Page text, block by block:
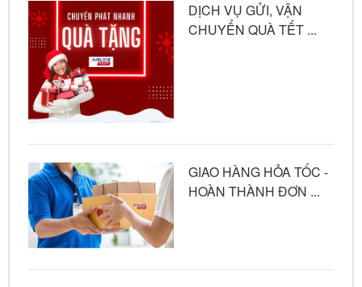
DỊCH VỤ GỬI, VẬN
CHUYỂN QUÀ TẾT ...
GIAO HÀNG HỎA TỐC -
HOÀN THÀNH ĐƠN ...